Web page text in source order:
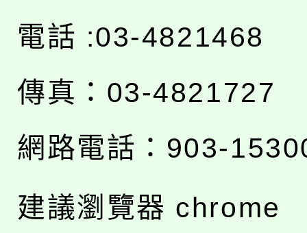
電話 :03-4821468
傳真：03-4821727
網路電話：903-
建議瀏覽器 chrome